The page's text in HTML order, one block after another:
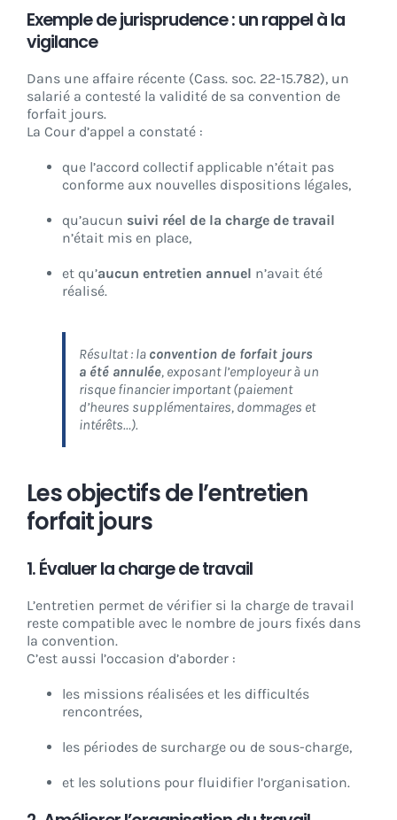
Exemple de jurisprudence : un rappel à la
vigilance
Dans une affaire récente (Cass. soc. 22-15.782), un
salarié a contesté la validité de sa convention de
forfait jours.
La Cour d’appel a constaté :
que l’accord collectif applicable n’était pas
conforme aux nouvelles dispositions légales,
qu’aucun suivi réel de la charge de travail
n’était mis en place,
et qu’aucun entretien annuel n’avait été
réalisé.
Résultat : la convention de forfait jours
a été annulée, exposant l’employeur à un
risque financier important (paiement
d’heures supplémentaires, dommages et
intérêts…).
Les objectifs de l’entretien
forfait jours
1. Évaluer la charge de travail
L’entretien permet de vérifier si la charge de travail
reste compatible avec le nombre de jours fixés dans
la convention.
C’est aussi l’occasion d’aborder :
les missions réalisées et les difficultés
rencontrées,
les périodes de surcharge ou de sous-charge,
et les solutions pour fluidifier l’organisation.